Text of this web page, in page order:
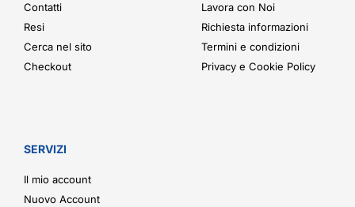
Contatti
Resi
Cerca nel sito
Checkout
Lavora con Noi
Richiesta informazioni
Termini e condizioni
Privacy e Cookie Policy
SERVIZI
Il mio account
Nuovo Account